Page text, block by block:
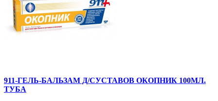
911-ГЕЛЬ-БАЛЬЗАМ Д/СУСТАВОВ ОКОПНИК 100МЛ.
ТУБА